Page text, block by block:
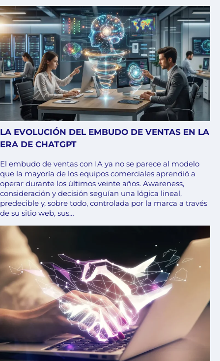
LA EVOLUCIÓN DEL EMBUDO DE VENTAS EN LA
ERA DE CHATGPT
El embudo de ventas con IA ya no se parece al modelo
que la mayoría de los equipos comerciales aprendió a
operar durante los últimos veinte años. Awareness,
consideración y decisión seguían una lógica lineal,
predecible y, sobre todo, controlada por la marca a través
de su sitio web, sus…